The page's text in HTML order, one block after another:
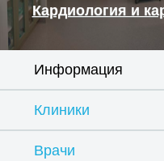
Кардиология и
Информация
Клиники
Врачи